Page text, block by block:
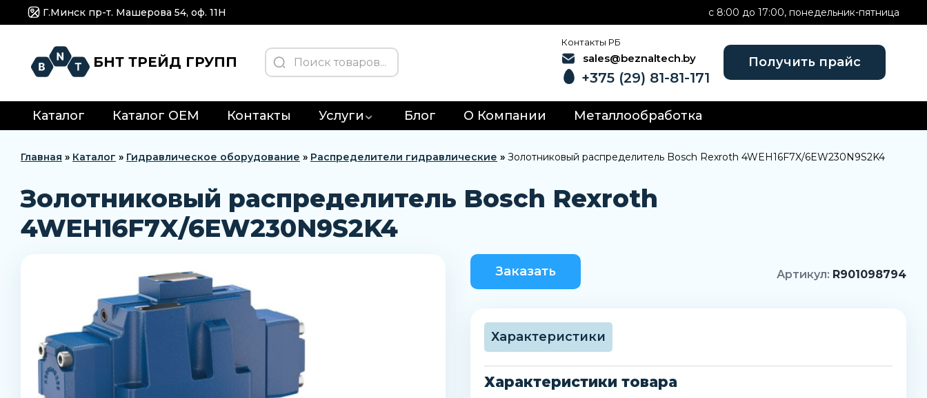
Г.Минск пр-т. Машерова 54, оф. 11H c 8:00 до 17:00, понедельник-пятница
БНТ ТРЕЙД ГРУПП
Контакты РБ
sales@beznaltech.by
+375 (29) 81-81-171
Получить прайс
Каталог Каталог OEM Контакты Услуги Блог О Компании Металлообработка
Главная » Каталог » Гидравлическое оборудование » Распределители гидравлические » Золотниковый распределитель Bosch Rexroth 4WEH16F7X/6EW230N9S2K4
Золотниковый распределитель Bosch Rexroth
4WEH16F7X/6EW230N9S2K4
Заказать Артикул: R901098794
Характеристики
Характеристики товара